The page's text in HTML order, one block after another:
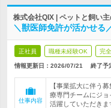
株式会社QIX | ペットと飼い
＼獣医師免許が活かせ
正社員 職種未経験OK 完
情報更新日：2026/07/21 終了予
仕事内容
【事業拡大に伴う
療専門チームにジ
活躍していただきま